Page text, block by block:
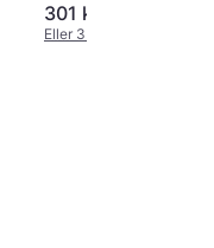
301 kr.
Eller 3 betalinger af 100 kr.